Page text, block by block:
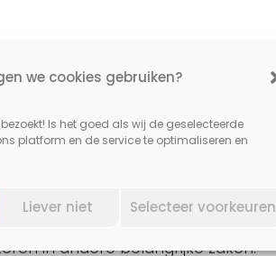
we cookies gebruiken?
Is het goed als wij de geselecteerde
platform en de service te optimaliseren en
Liever niet Selecteer voorkeuren
kostenbesparing op de
mobiliteit met betrekking tot
van een werknemer verhoogt
kunnen uitvoeren tijdens
van te betalen, is
in andere belangrijke zaken.